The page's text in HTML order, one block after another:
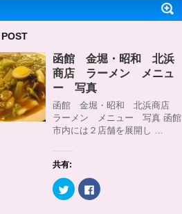
函館 金堀・昭和 北浜
商店 ラーメン メニュ
ー 写真
函館 金堀・昭和 北浜商店
ラーメン メニュー 写真 函館
市内には２店舗を展開し …
共有:
ク
リ
F
a